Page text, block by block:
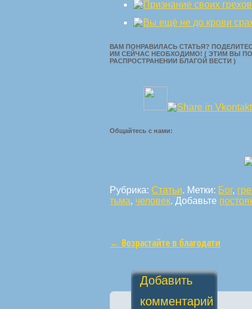
ВАМ ПОНРАВИЛАСЬ СТАТЬЯ?
ИМ СЕЙЧАС НЕОБХОДИМО! ( ЭТИМ ВЫ
РАСПРОСТРАНЕНИИ БЛАГОЙ ВЕСТИ )
Общайтесь с нами:
Рубрика:Статьи. Метки: Бог,
тьма, человек. Добавьте
Навигация по статьям
← Возрастайте в благодати
Добавить
комментарий